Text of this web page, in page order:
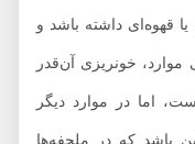
داشته باشد و
خونریزی آن‌قدر
در موارد دیگر
که در ملحفه‌ها